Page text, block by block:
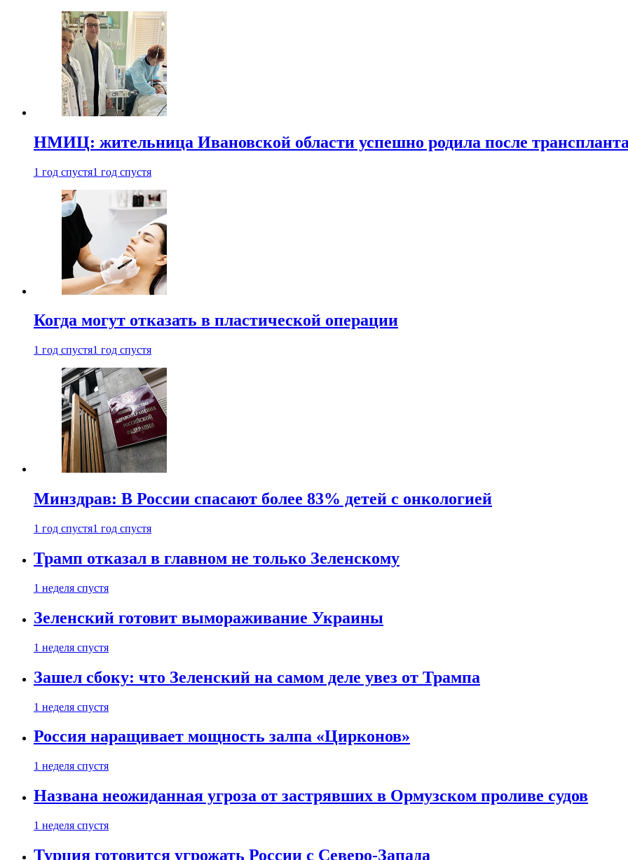
НМИЦ: жительница Ивановской области успешно родила после
1 год спустя1 год спустя
Когда могут отказать в пластической операции
1 год спустя1 год спустя
Минздрав: В России спасают более 83% детей с онкологией
1 год спустя1 год спустя
Трамп отказал в главном не только Зеленскому
1 неделя спустя
Зеленский готовит вымораживание Украины
1 неделя спустя
Зашел сбоку: что Зеленский на самом деле увез от Трампа
1 неделя спустя
Россия наращивает мощность залпа «Цирконов»
1 неделя спустя
Названа неожиданная угроза от застрявших в Ормузском проливе судов
1 неделя спустя
Турция готовится угрожать России с Северо-Запада